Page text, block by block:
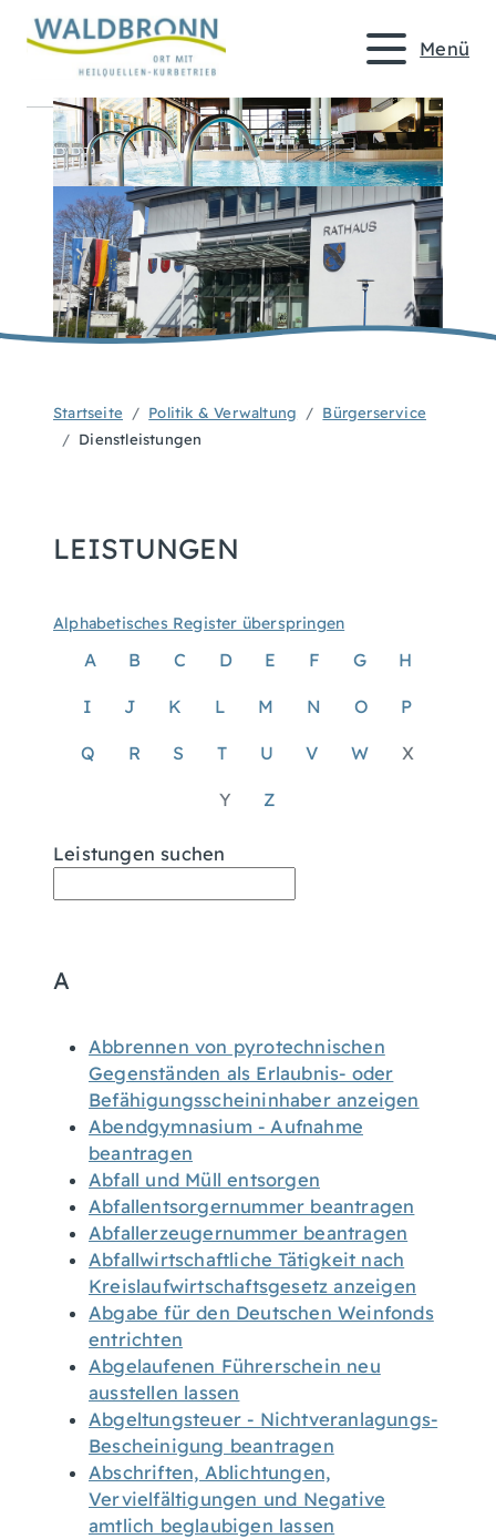
Menü
Startseite Politik & Verwaltung
Bürgerservice
Dienstleistungen
LEISTUNGEN
Alphabetisches Register überspringen
A B C D E F G H
I J K L M N O P
Q R S T U V W X
Y Z
Leistungen suchen
A
Abbrennen von pyrotechnischen
Gegenständen als Erlaubnis- oder
Befähigungsscheininhaber anzeigen
Abendgymnasium - Aufnahme
beantragen
Abfall und Müll entsorgen
Abfallentsorgernummer beantragen
Abfallerzeugernummer beantragen
Abfallwirtschaftliche Tätigkeit nach
Kreislaufwirtschaftsgesetz anzeigen
Abgabe für den Deutschen Weinfonds
entrichten
Abgelaufenen Führerschein neu
ausstellen lassen
Abgeltungsteuer - Nichtveranlagungs-
Bescheinigung beantragen
Abschriften, Ablichtungen,
Vervielfältigungen und Negative
amtlich beglaubigen lassen